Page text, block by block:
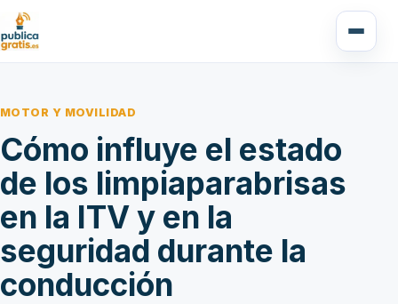
MOTOR Y MOVILIDAD
Cómo influye el estado
de los limpiaparabrisas
en la ITV y en la
seguridad durante la
conducción